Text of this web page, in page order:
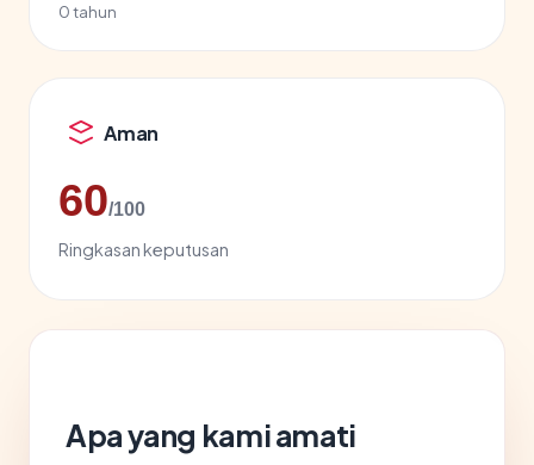
0 tahun
Aman
60/100
Ringkasan keputusan
Apa yang kami amati